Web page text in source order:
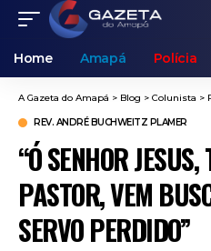
Home Amapá Polícia
A Gazeta do Amapá > Blog > Colunista >
REV. ANDRÉ BUCHWEITZ PLAMER
“Ó SENHOR
PASTOR, VEM
SERVO PERDIDO”